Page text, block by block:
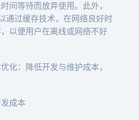
间等待而放弃使用。此外，
通过缓存技术，在网络良好时
以便用户在离线或网络不好
化：降低开发与维护成本，
发成本